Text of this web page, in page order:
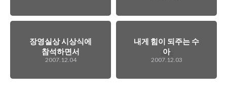
장영실상 시상식에
참석하면서
2007.12.04
내게 힘이 되주는 수
아
2007.12.03